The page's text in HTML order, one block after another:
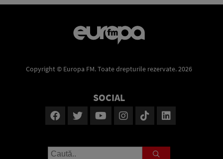
Copyright © Europa FM. Toate drepturile rezervate. 2026
SOCIAL